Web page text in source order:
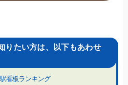
りたい方は、以下もあわせ
看板ランキング